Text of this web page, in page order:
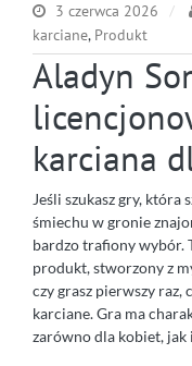
3 czerwca 2026
karciane, Produkt
Aladyn
karciana
Jeśli szukasz gry, która
śmiechu w gronie
bardzo trafiony wybór.
produkt, stworzony z
czy grasz pierwszy raz,
karciane. Gra ma
zarówno dla kobiet, jak